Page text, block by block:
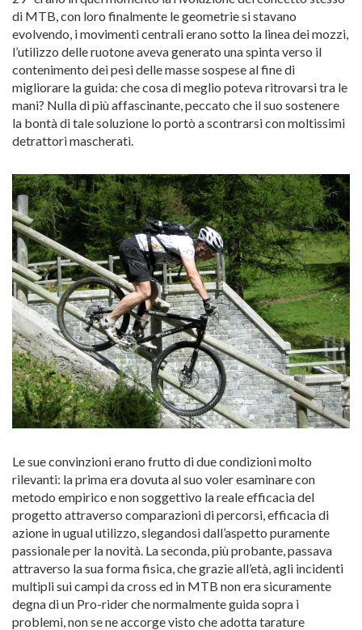
di MTB, con loro finalmente le geometrie si stavano
evolvendo, i movimenti centrali erano sotto la linea dei mozzi,
l’utilizzo delle ruotone aveva generato una spinta verso il
contenimento dei pesi delle masse sospese al fine di
migliorare la guida: che cosa di meglio poteva ritrovarsi tra le
mani? Nulla di più affascinante, peccato che il suo sostenere
la bontà di tale soluzione lo portò a scontrarsi con moltissimi
detrattori mascherati.
Le sue convinzioni erano frutto di due condizioni molto
rilevanti: la prima era dovuta al suo voler esaminare con
metodo empirico e non soggettivo la reale efficacia del
progetto attraverso comparazioni di percorsi, efficacia di
azione in ugual utilizzo, slegandosi dall’aspetto puramente
passionale per la novità. La seconda, più probante, passava
attraverso la sua forma fisica, che grazie all’età, agli incidenti
multipli sui campi da cross ed in MTB non era sicuramente
degna di un Pro-rider che normalmente guida sopra i
problemi, non se ne accorge visto che adotta tarature